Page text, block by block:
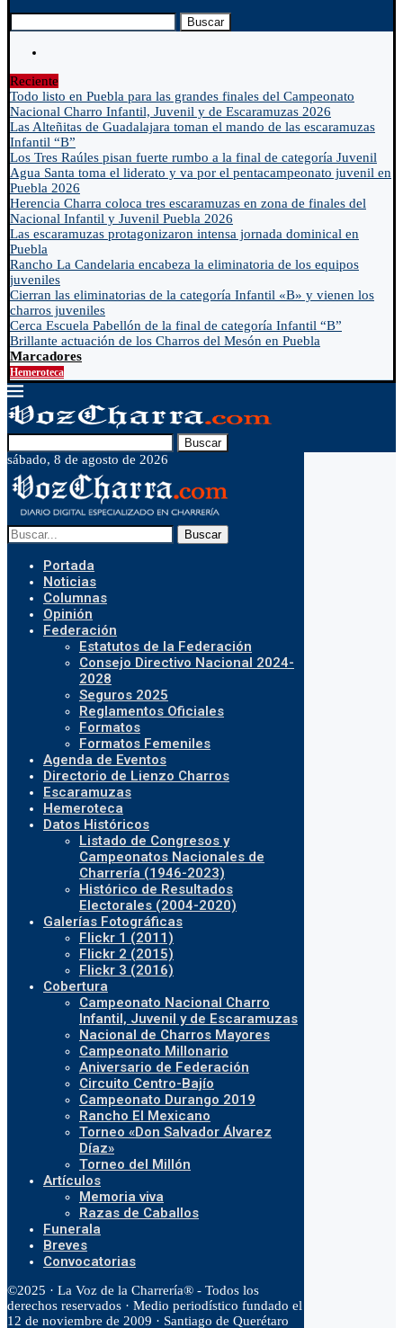
Buscar
Reciente
Todo listo en Puebla para las grandes finales del Campeonato
Nacional Charro Infantil, Juvenil y de Escaramuzas 2026
Las Alteñitas de Guadalajara toman el mando de las escaramuzas
Infantil “B”
Los Tres Raúles pisan fuerte rumbo a la final de categoría Juvenil
Agua Santa toma el liderato y va por el pentacampeonato juvenil en
Puebla 2026
Herencia Charra coloca tres escaramuzas en zona de finales del
Nacional Infantil y Juvenil Puebla 2026
Las escaramuzas protagonizaron intensa jornada dominical en
Puebla
Rancho La Candelaria encabeza la eliminatoria de los equipos
juveniles
Cierran las eliminatorias de la categoría Infantil «B» y vienen los
charros juveniles
Cerca Escuela Pabellón de la final de categoría Infantil “B”
Brillante actuación de los Charros del Mesón en Puebla
Marcadores
Hemeroteca
Buscar
sábado, 8 de agosto de 2026
Buscar
Portada
Noticias
Columnas
Opinión
Federación
Estatutos de la Federación
Consejo Directivo Nacional 2024-
2028
Seguros 2025
Reglamentos Oficiales
Formatos
Formatos Femeniles
Agenda de Eventos
Directorio de Lienzo Charros
Escaramuzas
Hemeroteca
Datos Históricos
Listado de Congresos y
Campeonatos Nacionales de
Charrería (1946-2023)
Histórico de Resultados
Electorales (2004-2020)
Galerías Fotográficas
Flickr 1 (2011)
Flickr 2 (2015)
Flickr 3 (2016)
Cobertura
Campeonato Nacional Charro
Infantil, Juvenil y de Escaramuzas
Nacional de Charros Mayores
Campeonato Millonario
Aniversario de Federación
Circuito Centro-Bajío
Campeonato Durango 2019
Rancho El Mexicano
Torneo «Don Salvador Álvarez
Díaz»
Torneo del Millón
Artículos
Memoria viva
Razas de Caballos
Funerala
Breves
Convocatorias
©2025 · La Voz de la Charrería® - Todos los
derechos reservados · Medio periodístico fundado el
12 de noviembre de 2009 · Santiago de Querétaro